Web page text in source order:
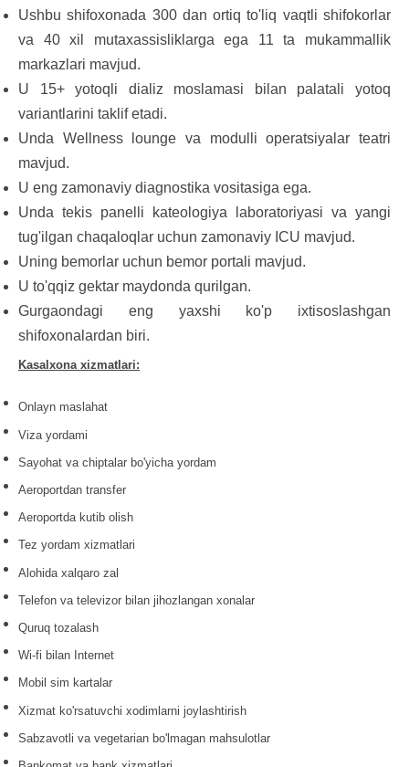
Ushbu shifoxonada 300 dan ortiq to'liq vaqtli shifokorlar
va 40 xil mutaxassisliklarga ega 11 ta mukammallik
markazlari mavjud.
U 15+ yotoqli dializ moslamasi bilan palatali yotoq
variantlarini taklif etadi.
Unda Wellness lounge va modulli operatsiyalar teatri
mavjud.
U eng zamonaviy diagnostika vositasiga ega.
Unda tekis panelli kateologiya laboratoriyasi va yangi
tug'ilgan chaqaloqlar uchun zamonaviy ICU mavjud.
Uning bemorlar uchun bemor portali mavjud.
U to'qqiz gektar maydonda qurilgan.
Gurgaondagi eng yaxshi ko'p ixtisoslashgan
shifoxonalardan biri.
Kasalxona xizmatlari:
Onlayn maslahat
Viza yordami
Sayohat va chiptalar bo'yicha yordam
Aeroportdan transfer
Aeroportda kutib olish
Tez yordam xizmatlari
Alohida xalqaro zal
Telefon va televizor bilan jihozlangan xonalar
Quruq tozalash
Wi-fi bilan Internet
Mobil sim kartalar
Xizmat ko'rsatuvchi xodimlarni joylashtirish
Sabzavotli va vegetarian bo'lmagan mahsulotlar